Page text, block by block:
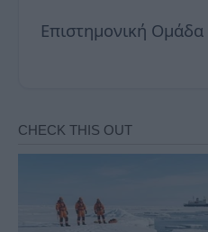
Επιστημονική Ομάδα